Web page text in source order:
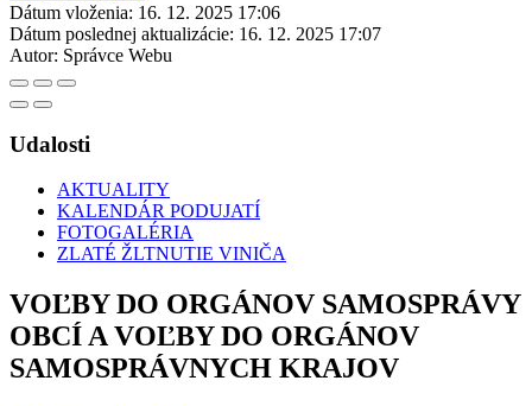
Dátum vloženia: 16. 12. 2025 17:06
Dátum poslednej aktualizácie: 16. 12. 2025 17:07
Autor: Správce Webu
Udalosti
AKTUALITY
KALENDÁR PODUJATÍ
FOTOGALÉRIA
ZLATÉ ŽLTNUTIE VINIČA
VOĽBY DO ORGÁNOV SAMOSPRÁVY
OBCÍ A VOĽBY DO ORGÁNOV
SAMOSPRÁVNYCH KRAJOV